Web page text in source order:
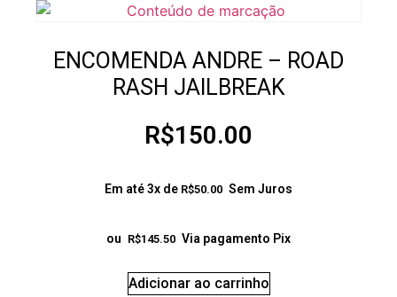
ENCOMENDA ANDRE – ROAD
RASH JAILBREAK
R$150.00
Em até 3x de R$50.00 Sem Juros
ou R$145.50 Via pagamento Pix
Adicionar ao carrinho